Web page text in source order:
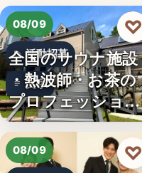
08/09
活動招募
文字
全国のサウナ施設
・熱波師・お茶の
プロフェッショナ
ル募集！…
♡
08/09 ♡